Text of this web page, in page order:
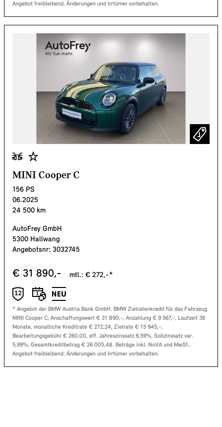
Angebot freibleibend. Änderungen und Irrtümer vorbehalten.
MINI Cooper C
156 PS
06.2025
24 500 km
AutoFrey GmbH
5300 Hallwang
Angebotsnr: 3032745
mtl.: € 272,-*
€ 31 890,-
* Angebot der BMW Austria Bank GmbH. BMW Zielratenkredit für das Fahrzeug
MINI Cooper C, Anschaffungswert € 31 890,-, Anzahlung € 9 567,-, Laufzeit 36
Monate, monatliche Kreditrate € 272,24, Zielrate € 15 945,-,
Bearbeitungsgebühr € 260,00, eff. Jahreszinssatz 6,59%, Sollzinssatz var.
5,99%, Gesamtkreditbetrag € 26 005,48. Beträge inkl. NoVA und MwSt..
Angebot freibleibend. Änderungen und Irrtümer vorbehalten.